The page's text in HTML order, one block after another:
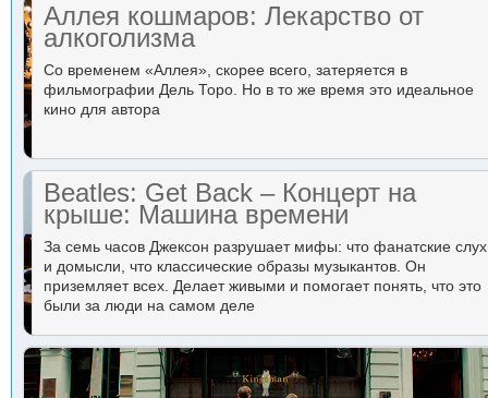
Аллея кошмаров: Лекарство от
алкоголизма
Со временем «Аллея», скорее всего, затеряется в
фильмографии Дель Торо. Но в то же время это идеальное
кино для автора
Beatles: Get Back – Концерт на
крыше: Машина времени
За семь часов Джексон разрушает мифы: что фанатские
и домысли, что классические образы музыкантов. Он
приземляет всех. Делает живыми и помогает понять, что это
были за люди на самом деле